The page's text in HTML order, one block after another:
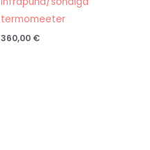
termomeeter
360,00 €